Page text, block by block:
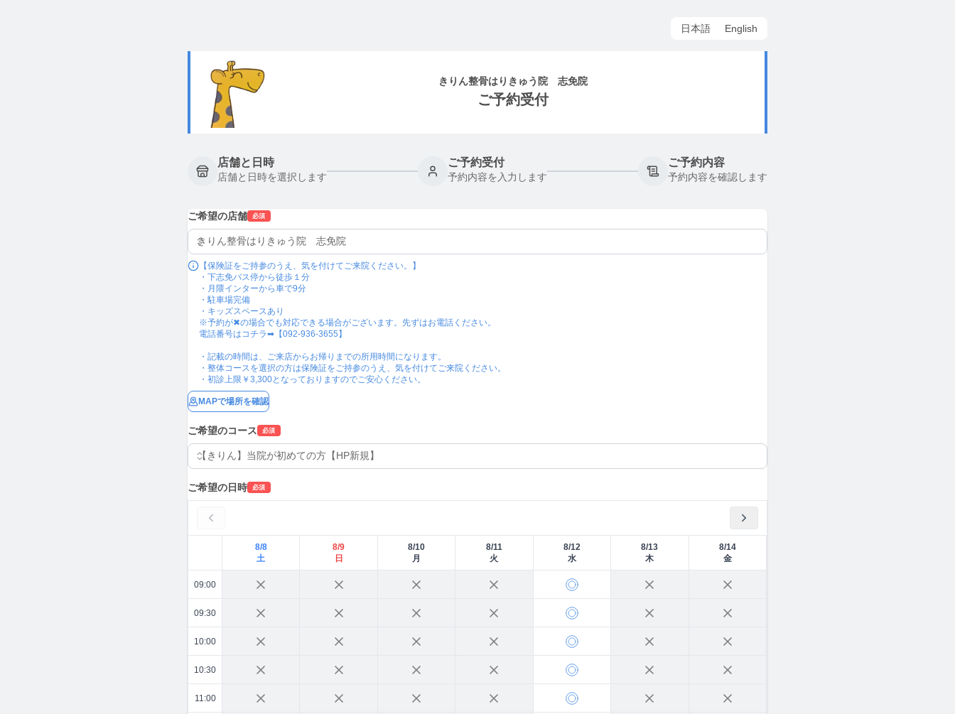
日本語 English
きりん整骨はりきゅう院 志免院
ご予約受付
店舗と日時
店舗と日時を選択します
ご予約受付
予約内容を入力します
ご予約内容
予約内容を確認します
ご希望の店舗 必須
【保険証をご持参のうえ、気を付けてご来院ください。】
・下志免バス停から徒歩１分
・月隈インターから車で9分
・駐車場完備
・キッズスペースあり
※予約が✖の場合でも対応できる場合がございます。先ずはお電話ください。
電話番号はコチラ➡【092-936-3655】
・記載の時間は、ご来店からお帰りまでの所用時間になります。
・整体コースを選択の方は保険証をご持参のうえ、気を付けてご来院ください。
・初診上限￥3,300となっておりますのでご安心ください。
MAPで場所を確認
ご希望のコース 必須
ご希望の日時 必須
8/8
土
8/9
日
8/10
月
8/11
火
8/12
水
8/13
木
8/14
金
09:00
09:30
10:00
10:30
11:00